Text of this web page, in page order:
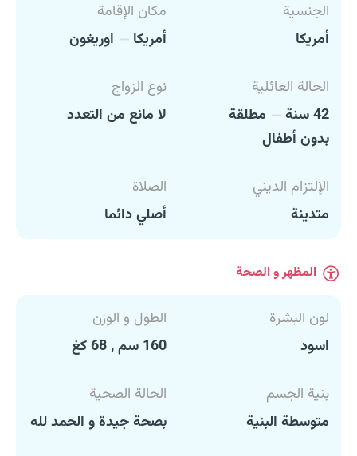
الجنسية
أمريكا
مكان الإقامة
أمريكا
اوريغون
الحالة العائلية
42 سنة
مطلقة
بدون أطفال
نوع الزواج
لا مانع من التعدد
الإلتزام الديني
متدينة
الصلاة
أصلي دائما
المظهر و الصحة
لون البشرة
اسود
الطول و الوزن
160 سم , 68 كغ
بنية الجسم
متوسطة البنية
الحالة الصحية
بصحة جيدة و الحمد لله